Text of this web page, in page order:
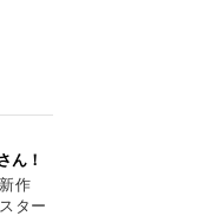
ん！
作
ター